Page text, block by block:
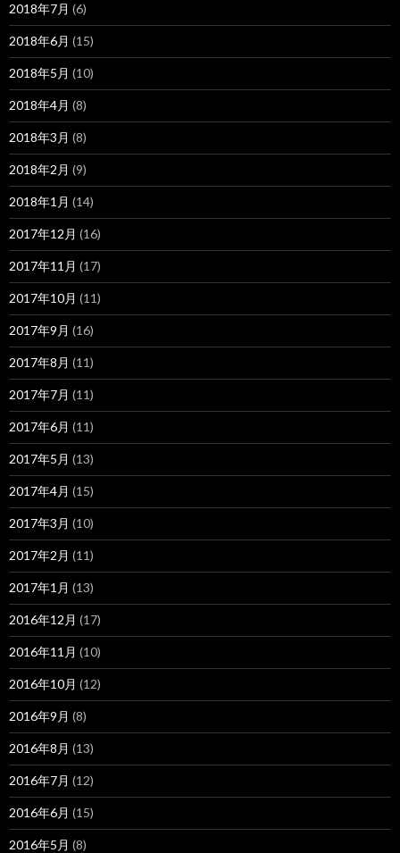
2018年7月 (6)
2018年6月 (15)
2018年5月 (10)
2018年4月 (8)
2018年3月 (8)
2018年2月 (9)
2018年1月 (14)
2017年12月 (16)
2017年11月 (17)
2017年10月 (11)
2017年9月 (16)
2017年8月 (11)
2017年7月 (11)
2017年6月 (11)
2017年5月 (13)
2017年4月 (15)
2017年3月 (10)
2017年2月 (11)
2017年1月 (13)
2016年12月 (17)
2016年11月 (10)
2016年10月 (12)
2016年9月 (8)
2016年8月 (13)
2016年7月 (12)
2016年6月 (15)
2016年5月 (8)